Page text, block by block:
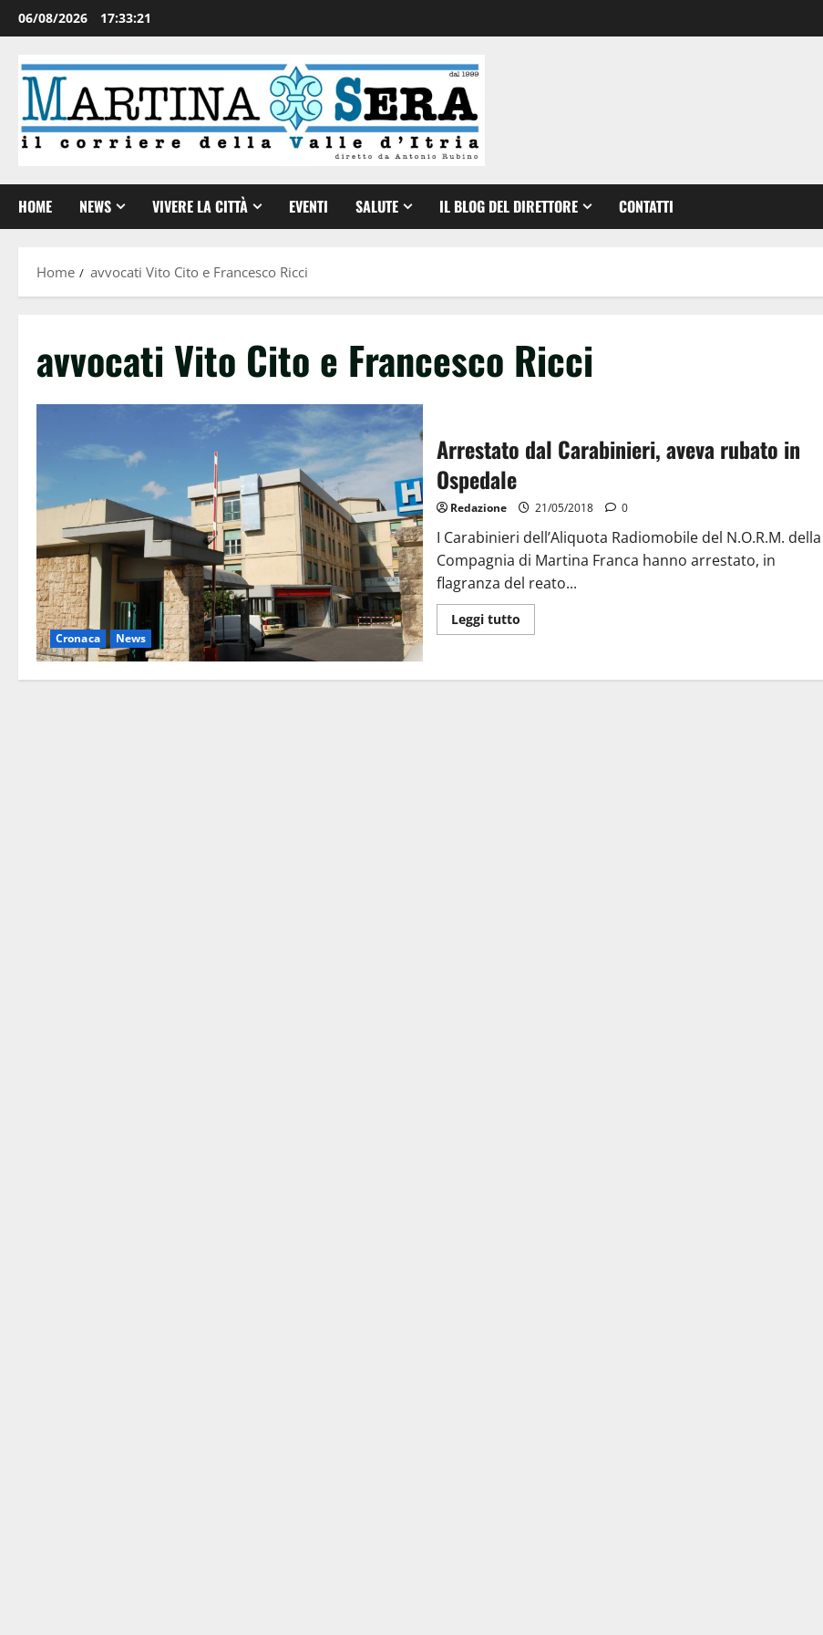
06/08/2026 17:33:22
HOME NEWS VIVERE LA CITTÀ EVENTI SALUTE IL BLOG DEL DIRETTORE CONTATTI
Home avvocati Vito Cito e Francesco Ricci
avvocati Vito Cito e Francesco Ricci
Cronaca News
Arrestato dal Carabinieri, aveva rubato in
Ospedale
Redazione 21/05/2018 0
I Carabinieri dell’Aliquota Radiomobile del N.O.R.M. della
Compagnia di Martina Franca hanno arrestato, in
flagranza del reato...
Leggi tutto